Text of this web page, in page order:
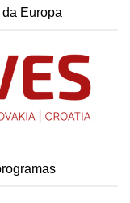
Europa